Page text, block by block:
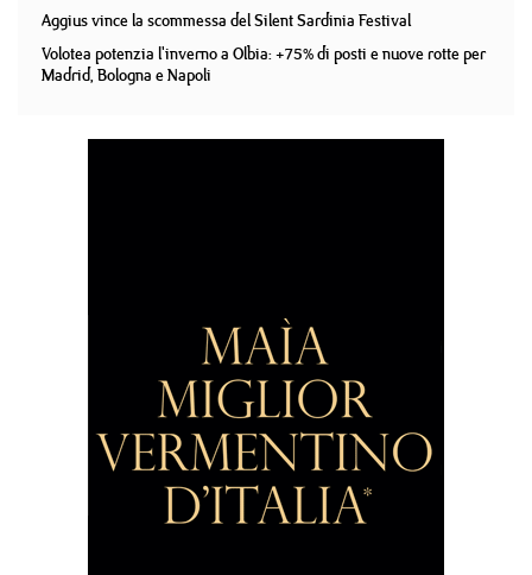
Aggius vince la scommessa del Silent Sardinia Festival
Volotea potenzia l'inverno a Olbia: +75% di posti e nuove rotte per
Madrid, Bologna e Napoli